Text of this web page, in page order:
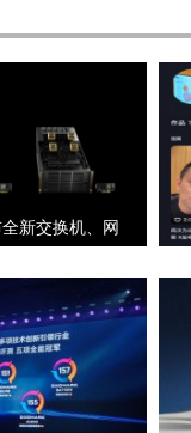
新交换机、网